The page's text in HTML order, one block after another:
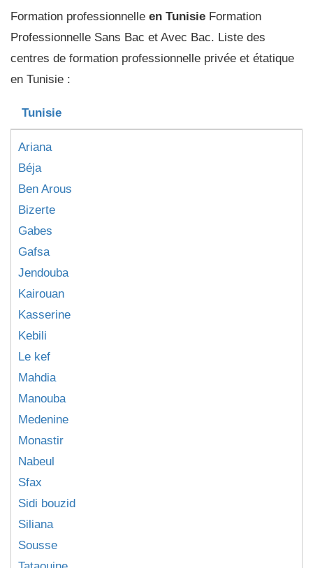
Formation professionnelle en Tunisie Formation
Professionnelle Sans Bac et Avec Bac. Liste des
centres de formation professionnelle privée et étatique
en Tunisie :
Tunisie
Ariana
Béja
Ben Arous
Bizerte
Gabes
Gafsa
Jendouba
Kairouan
Kasserine
Kebili
Le kef
Mahdia
Manouba
Medenine
Monastir
Nabeul
Sfax
Sidi bouzid
Siliana
Sousse